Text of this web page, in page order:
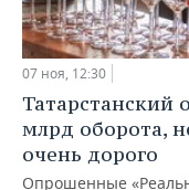
07 ноя, 12:30
Татарстанский
млрд оборота,
очень дорого
Опрошенные